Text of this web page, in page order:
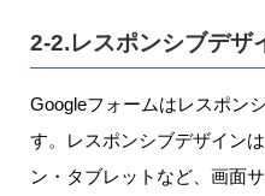
2-2.レスポンシブデザ
Googleフォームはレスポン
す。レスポンシブデザイン
ン・タブレットなど、画面